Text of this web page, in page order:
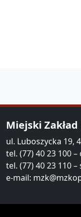
Miejski
ul. Luboszycka 19,
tel. (77) 40 23 100
tel. (77) 40 23 110
e-mail: